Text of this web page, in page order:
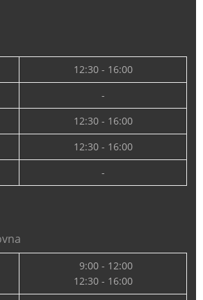
12:30 - 16:00
-
12:30 - 16:00
12:30 - 16:00
-
9:00 - 12:00
12:30 - 16:00